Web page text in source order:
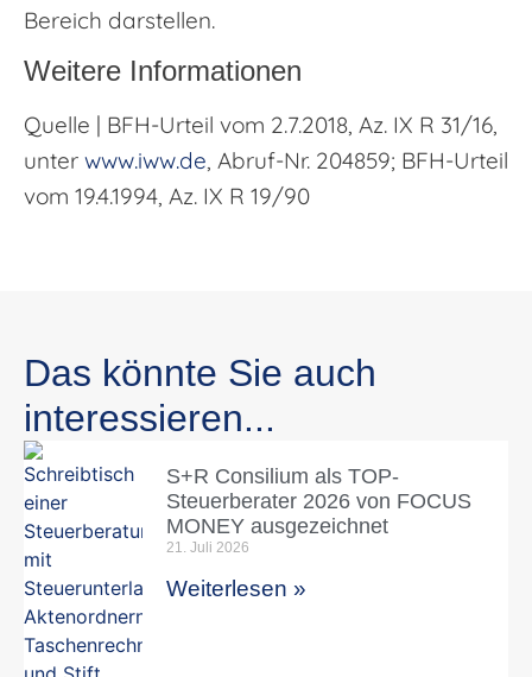
Bereich darstellen.
Weitere Informationen
Quelle | BFH-Urteil vom 2.7.2018, Az. IX R 31/16,
unter www.iww.de, Abruf-Nr. 204859; BFH-Urteil
vom 19.4.1994, Az. IX R 19/90
Das könnte Sie auch
interessieren...
S+R Consilium als TOP-
Steuerberater 2026 von FOCUS
MONEY ausgezeichnet
21. Juli 2026
Weiterlesen »